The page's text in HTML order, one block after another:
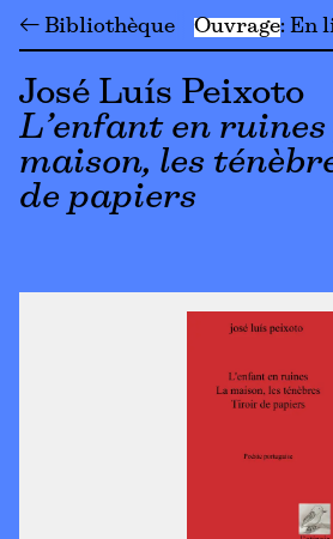
← Bibliothèque Ouvrage En
José Luís Peixoto
L’enfant en ruines
maison, les
de papiers